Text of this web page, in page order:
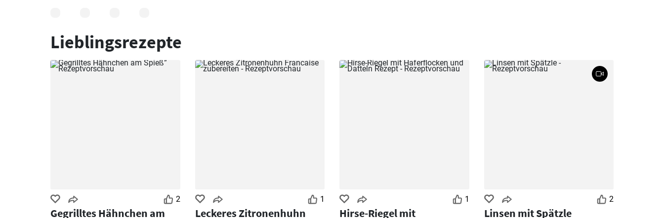
Lieblingsrezepte
2
Gegrilltes Hähnchen am
1
Leckeres Zitronenhuhn
1
Hirse-Riegel mit
2
Linsen mit Spätzle